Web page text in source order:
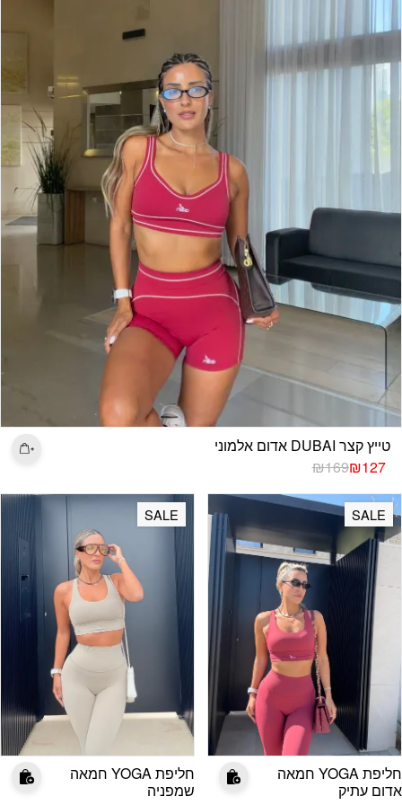
טייץ קצר DUBAI אדום אלמוני
₪169
המחיר
היה:
₪169.
₪127המחיר
הוא:
₪127.SALE
חליפת YOGA חמאה
אדום עתיק
SALE
חליפת YOGA חמאה
שמפניה